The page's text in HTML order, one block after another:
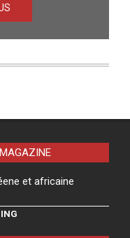
et africaine